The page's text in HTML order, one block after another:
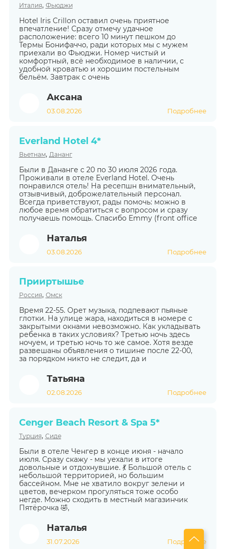
Италия, Фьюджи
Hotel Iris Crillon оставил очень приятное
впечатление! Сразу отмечу удачное
расположение: всего 10 минут пешком до
Термы Бонифаччо, ради которых мы с мужем
приехали во Фьюджи. Номер чистый и
комфортный, всё необходимое в наличии, с
удобной кроватью и хорошим постельным
бельём. Завтрак с очень
Аксана
03.08.2026 Подробнее
Everland Hotel 4*
Вьетнам, Дананг
Были в Дананге с 20 по 30 июля 2026 года.
Проживали в отеле Everland Hotel. Очень
понравился отель! На ресепшн внимательный,
отзывчивый, доброжелательный персонал.
Всегда приветствуют, рады помочь: можно в
любое время обратиться с вопросом и сразу
получаешь помощь. Спасибо Emmy (front office
Наталья
03.08.2026 Подробнее
Прииртышье
Россия, Омск
Время 22-55. Орет музыка, подпевают пьяные
глотки. На улице жара, находиться в номере с
закрытыми окнами невозможно. Как укладывать
ребенка в таких условиях? Третью ночь здесь
ночуем, и третью ночь то же самое. Хотя везде
развешаны объявления о тишине после 22-00,
за порядком никто не следит, да и
Татьяна
02.08.2026 Подробнее
Cenger Beach Resort & Spa 5*
Турция, Сиде
Были в отеле Ченгер в конце июня - начало
июля. Сразу скажу - мы уехали в итоге
довольные и отдохнувшие. 💃 Большой отель с
небольшой территорией, но большим
бассейном. Мне не хватило вокруг зелени и
цветов, вечерком прогуляться тоже особо
негде. Можно сходить в местный магазинчик
Пятёрочка 🤣,
Наталья
31.07.2026 Подробнее